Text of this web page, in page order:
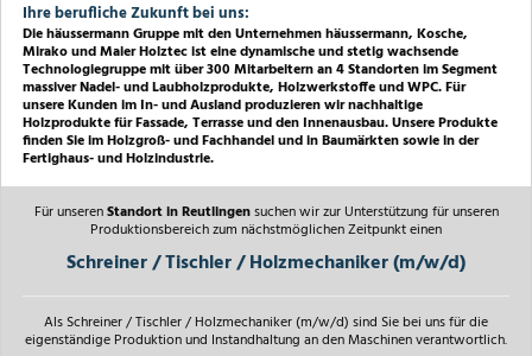
Ihre berufliche Zukunft bei uns:
Die häussermann Gruppe mit den Unternehmen häussermann, Kosche,
Mirako und Maier Holztec ist eine dynamische und stetig wachsende
Technologiegruppe mit über 300 Mitarbeitern an 4 Standorten im Segment
massiver Nadel- und Laubholzprodukte, Holzwerkstoffe und WPC. Für
unsere Kunden im In- und Ausland produzieren wir nachhaltige
Holzprodukte für Fassade, Terrasse und den Innenausbau. Unsere Produkte
finden Sie im Holzgroß- und Fachhandel und in Baumärkten sowie in der
Fertighaus- und Holzindustrie.
Für unserenStandort in Reutlingensuchen wir zur Unterstützung für unseren
Produktionsbereich zum nächstmöglichen Zeitpunkt einen
Schreiner / Tischler / Holzmechaniker (m/w/d)
Als Schreiner / Tischler / Holzmechaniker (m/w/d) sind Sie bei uns für die
eigenständige Produktion und Instandhaltung an den Maschinen verantwortlich.